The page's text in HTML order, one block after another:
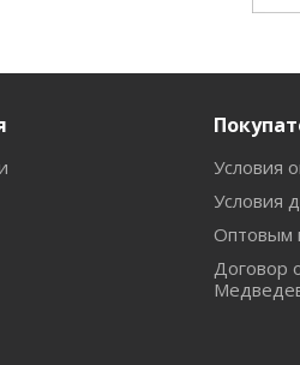
Условия
Условия
Оптовым
Договор